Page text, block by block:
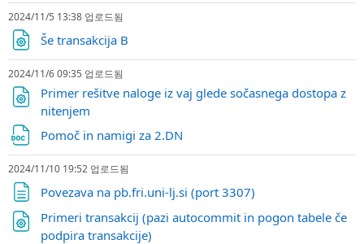
2024/11/5 13:38 업로드됨
Še transakcija B
2024/11/6 09:35 업로드됨
Primer rešitve naloge iz vaj glede sočasnega dostopa z
nitenjem
Pomoč in namigi za 2.DN
2024/11/10 19:52 업로드됨
Povezava na pb.fri.uni-lj.si (port 3307)웹페이지
Primeri transakcij (pazi autocommit in pogon tabele če
podpira transakcije)